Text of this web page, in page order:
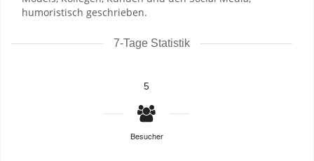
humoristisch geschrieben.
7-Tage Statistik
5
Besucher